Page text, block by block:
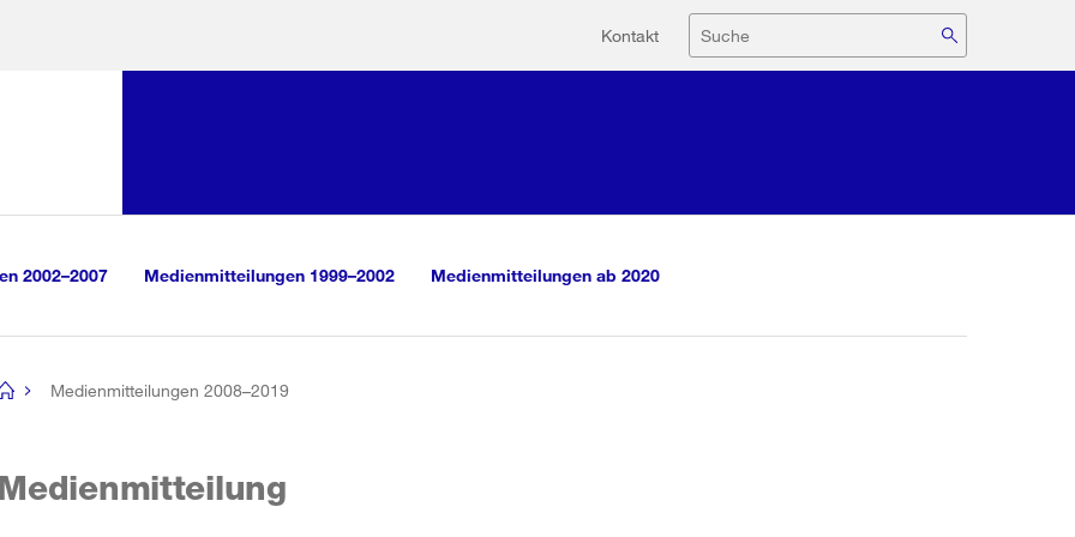
Hilfsnavigation
Kontakt Suche
2002–2007 Medienmitteilungen 1999–2002 Medienmitteilungen ab 2020
Medienmitteilungen 2008–2019